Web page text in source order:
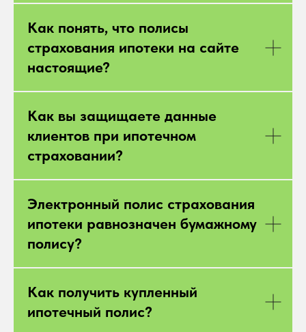
Как понять, что полисы
страхования ипотеки на сайте
настоящие?
Как вы защищаете данные
клиентов при ипотечном
страховании?
Электронный полис страхования
ипотеки равнозначен бумажному
полису?
Как получить купленный
ипотечный полис?